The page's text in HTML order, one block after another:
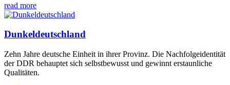
read more
Dunkeldeutschland
Zehn Jahre deutsche Einheit in ihrer Provinz. Die Nachfolgeidentität
der DDR behauptet sich selbstbewusst und gewinnt erstaunliche
Qualitäten.